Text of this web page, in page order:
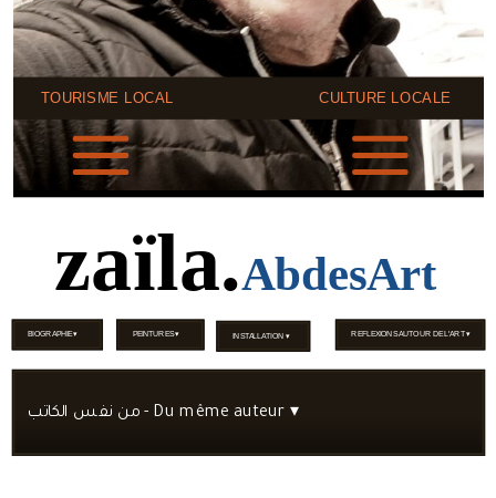
INSTALLATION ▾
PEINTURES ▾
BIOGRAPHIE ▾ REFLEXIONS AUTOUR DE L'ART ▾
من نفس الكاتب - Du même auteur ▾
zaïla.AbdesArt
CULTURE LOCALE
TOURISME LOCAL